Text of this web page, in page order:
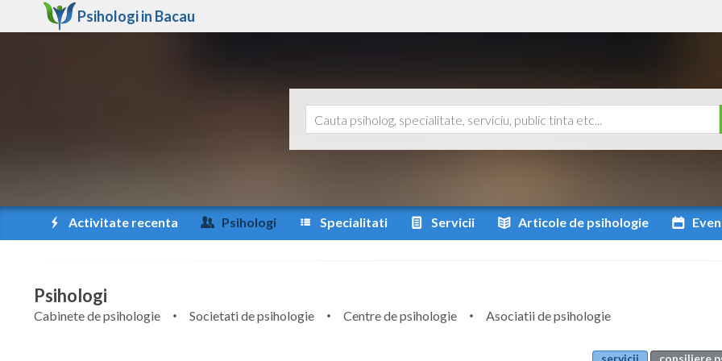
Psihologi in Bacau
Activitate recenta Psihologi Specialitati Servicii Articole de psihologie
Psihologi
Cabinete de psihologie Societati de psihologie Centre de psihologie
Asociatii de psihologie
servicii consiliere